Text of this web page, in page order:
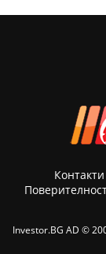
Контакти
Investor.BG AD ©